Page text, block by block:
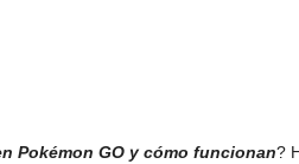
Pokémon GO y cómo funcionan?